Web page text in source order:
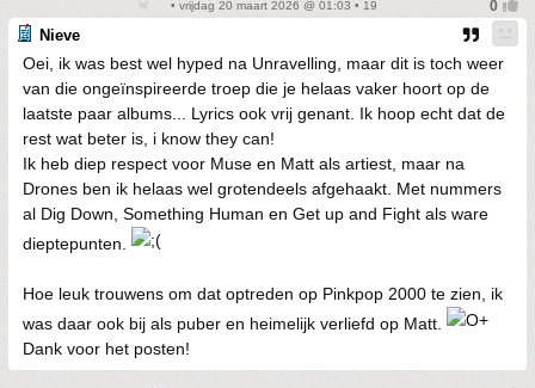
• vrijdag 20 maart 2026 @ 01:03 • 19
Nieve
Oei, ik was best wel hyped na Unravelling, maar dit is toch weer
van die ongeïnspireerde troep die je helaas vaker hoort op de
laatste paar albums... Lyrics ook vrij genant. Ik hoop echt dat de
rest wat beter is, i know they can!
Ik heb diep respect voor Muse en Matt als artiest, maar na
Drones ben ik helaas wel grotendeels afgehaakt. Met nummers
al Dig Down, Something Human en Get up and Fight als ware
dieptepunten.
Hoe leuk trouwens om dat optreden op Pinkpop 2000 te zien, ik
was daar ook bij als puber en heimelijk verliefd op Matt.
Dank voor het posten!